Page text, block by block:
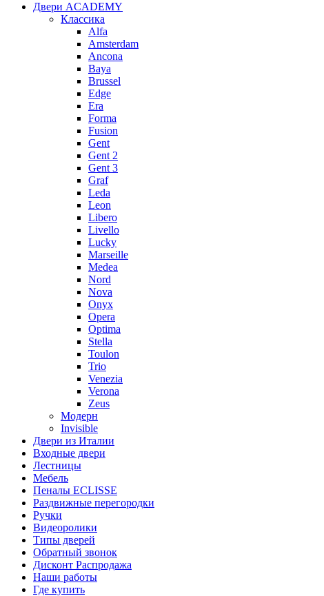
Двери ACADEMY
Классика
Alfa
Amsterdam
Ancona
Baya
Brussel
Edge
Era
Forma
Fusion
Gent
Gent 2
Gent 3
Graf
Leda
Leon
Libero
Livello
Lucky
Marseille
Medea
Nord
Nova
Onyx
Opera
Optima
Stella
Toulon
Trio
Venezia
Verona
Zeus
Модерн
Invisible
Двери из Италии
Входные двери
Лестницы
Мебель
Пеналы ECLISSE
Раздвижные перегородки
Ручки
Видеоролики
Типы дверей
Обратный звонок
Дисконт Распродажа
Наши работы
Где купить